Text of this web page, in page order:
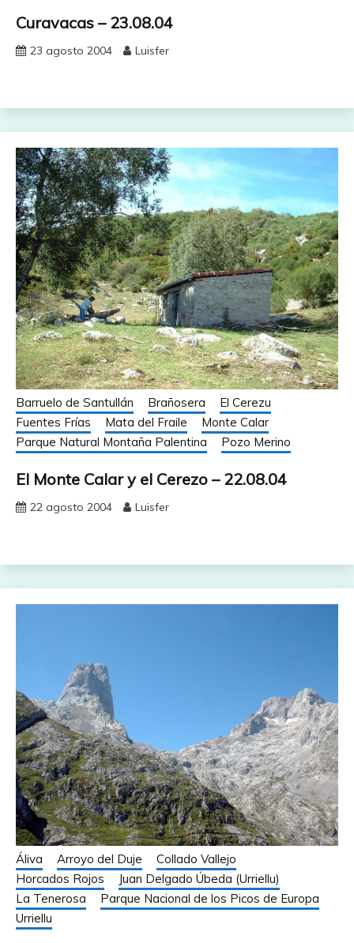
Curavacas – 23.08.04
23 agosto 2004 Luisfer
Barruelo de Santullán Brañosera
El Cerezu
Fuentes Frías
Mata del Fraile
Monte Calar
Parque Natural Montaña Palentina
Pozo Merino
El Monte Calar y el Cerezo – 22.08.04
22 agosto 2004 Luisfer
Áliva Arroyo del Duje
Collado Vallejo
Horcados Rojos
Juan Delgado Úbeda (Urriellu)
La Tenerosa
Parque Nacional de los Picos de Europa
Urriellu